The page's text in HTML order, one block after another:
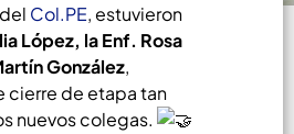
Col.PE, estuvieron
López, la Enf. Rosa
González,
de etapa tan
nuevos colegas.